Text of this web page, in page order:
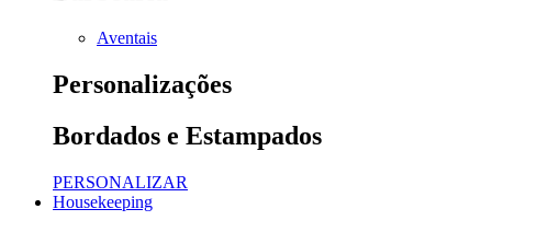
Aventais
Personalizações
Bordados e Estampados
PERSONALIZAR
Housekeeping